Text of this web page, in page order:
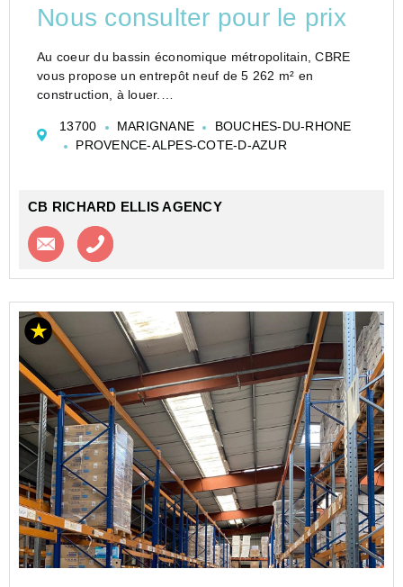
Nous consulter pour le prix
Au coeur du bassin économique métropolitain, CBRE
vous propose un entrepôt neuf de 5 262 m² en
construction, à louer.
quais avec niveleurs hydrauliques et deux portes à
quai, ainsi que de 20 places de pa...
13700 MARIGNANE
BOUCHES-DU-RHONE
PROVENCE-ALPES-COTE-D-AZUR
CB RICHARD ELLIS AGENCY
Contacter l'agence